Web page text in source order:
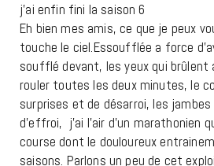
j’ai enfin fini la saison 6
Eh bien mes amis, ce que je peux
touche le ciel.Essoufflée a force
soufflé devant, les yeux qui
rouler toutes les deux minutes, le
surprises et de désarroi, les
d’effroi, j’ai l’air d’un marathonien
course dont le douloureux
saisons. Parlons un peu de cet